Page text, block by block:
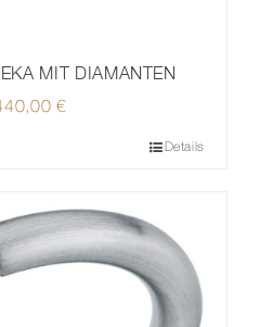
MIT DIAMANTEN
€
Details